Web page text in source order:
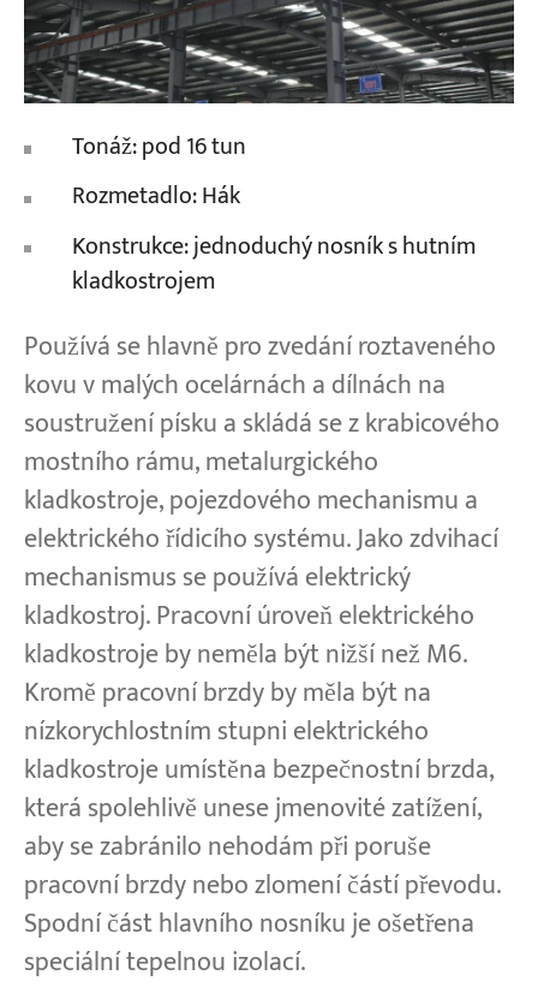
Tonáž: pod 16 tun
Rozmetadlo: Hák
Konstrukce: jednoduchý nosník s hutním
kladkostrojem
Používá se hlavně pro zvedání roztaveného
kovu v malých ocelárnách a dílnách na
soustružení písku a skládá se z krabicového
mostního rámu, metalurgického
kladkostroje, pojezdového mechanismu a
elektrického řídicího systému. Jako zdvihací
mechanismus se používá elektrický
kladkostroj. Pracovní úroveň elektrického
kladkostroje by neměla být nižší než M6.
Kromě pracovní brzdy by měla být na
nízkorychlostním stupni elektrického
kladkostroje umístěna bezpečnostní brzda,
která spolehlivě unese jmenovité zatížení,
aby se zabránilo nehodám při poruše
pracovní brzdy nebo zlomení částí převodu.
Spodní část hlavního nosníku je ošetřena
speciální tepelnou izolací.